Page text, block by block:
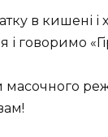
в кишені і
і говоримо
масочного